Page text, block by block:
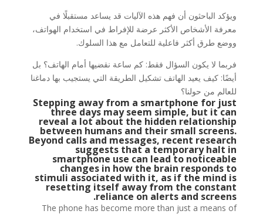
ويؤكد الباحثون أن فهم هذه الآليات قد يساعد مستقبلًا في
معرفة الأشخاص الأكثر عرضة للإفراط في استخدام الهواتف،
ووضع طرق أكثر فاعلية للتعامل مع هذا السلوك.
فربما لا يكون السؤال فقط: كم ساعة نقضيها أمام الهاتف؟ بل
أيضًا: كيف يعيد الهاتف تشكيل الطريقة التي يستجيب بها دماغنا
للعالم من حولنا؟
Stepping away from a smartphone for just
three days may seem simple, but it can
reveal a lot about the hidden relationship
between humans and their small screens.
Beyond calls and messages, recent research
suggests that a temporary halt in
smartphone use can lead to noticeable
changes in how the brain responds to
stimuli associated with it, as if the mind is
resetting itself away from the constant
reliance on alerts and screens.
The phone has become more than just a means of